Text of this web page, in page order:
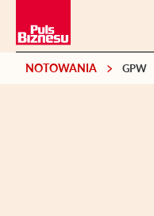
NOTOWANIA GPW